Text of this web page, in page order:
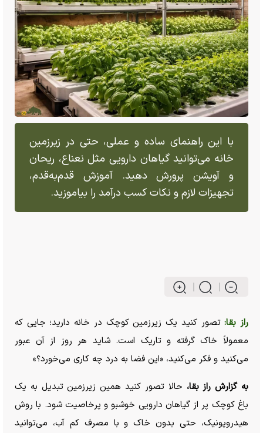
با این راهنمای ساده و عملی، حتی در زیرزمین
خانه می‌توانید گیاهان دارویی مثل نعناع، ریحان
و آویشن پرورش دهید. آموزش قدم‌به‌قدم،
تجهیزات لازم و نکات کسب درآمد را بیاموزید.
راز بقا:تصور کنید یک زیرزمین کوچک در خانه دارید؛ جایی که
معمولاً خاک گرفته و تاریک است. شاید هر روز از آن عبور
می‌کنید و فکر می‌کنید، «این فضا به درد چه کاری می‌خورد؟»
به گزارش راز بقا، حالا تصور کنید همین زیرزمین تبدیل به یک
باغ کوچک پر از گیاهان دارویی خوشبو و پرخاصیت شود. با روش
هیدروپونیک، حتی بدون خاک و با مصرف کم آب، می‌توانید